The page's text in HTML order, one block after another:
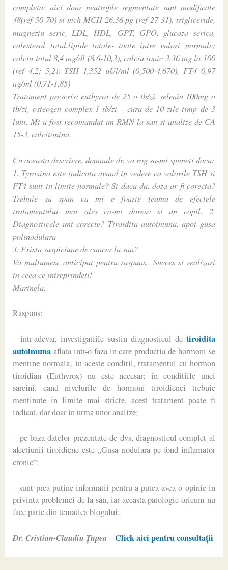
completa: aici doar neutrofile segmentate sunt modificate
48(ref 50-70) si mch-MCH 26,36 pg (ref 27-31), trigliceride,
magneziu seric, LDL, HDL, GPT, GPO, glucoza serica,
colesterol total,lipide totale- toate intre valori normale;
calciu total 8,4 mg/dl (8,6-10,3), calciu ionic 3,36 mg la 100
(ref 4,2; 5,2); TSH 1,352 uUl/ml (0,500-4,670), FT4 0,97
ng/ml (0,71-1,85)
Tratament prescris: euthyrox de 25 o tb/zi, seleniu 100mg o
tb/zi, osteogen complex 1 tb/zi – cura de 10 zile timp de 3
luni. Mi a fost recomandat un RMN la san si analize de CA
15-3, calcitonina.
Cu aceasta descriere, domnule dr. va rog sa-mi spuneti daca:
1. Tyroxina este indicata avand in vedere ca valorile TSH si
FT4 sunt in limite normale? Si daca da, doza ar fi corecta?
Trebuie sa spun ca mi e foarte teama de efectele
tratamentului mai ales ca-mi doresc si un copil. 2.
Diagnosticele unt corecte? Tiroidita autoimuna, apoi gusa
polinodulara
3. Exista suspiciune de cancer la san?
Va multumesc anticipat pentru raspuns,. Succes si realizari
in ceea ce intreprindeti!
Marinela,
Raspuns:
– intr-adevar, investigatiile sustin diagnosticul de tiroidita
autoimuna aflata intr-o faza in care productia de hormoni se
mentine normala; in aceste conditii, tratamentul cu hormon
tiroidian (Euthyrox) nu este necesar; in conditiile unei
sarcini, cand nivelurile de hormoni tiroidienei trebuie
mentinute in limite mai stricte, acest tratament poate fi
indicat, dar doar in urma unor analize;
– pe baza datelor prezentate de dvs, diagnosticul complet al
afectiunii tiroidiene este „Gusa nodulara pe fond inflamator
cronic”;
– sunt prea putine informatii pentru a putea avea o opinie in
privinta problemei de la san, iar aceasta patologie oricum nu
face parte din tematica blogului;
Dr. Cristian-Claudiu Ţupea–Click aici pentru consultaţii